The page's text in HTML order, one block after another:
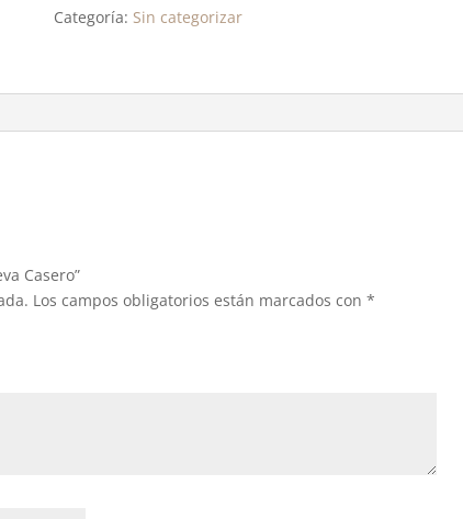
Casero
Categoría: Sin categorizar
Casero”
Los campos obligatorios están marcados con*